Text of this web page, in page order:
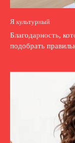
Я культурный
Благодарность,
подобрать